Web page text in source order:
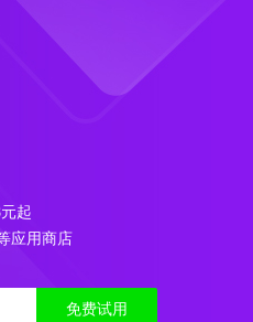
起
应用商店
免费试用